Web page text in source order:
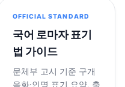
OFFICIAL STANDARD
국어 로마자 표기
법 가이드
문체부 고시 기준 구개
음화·인명 표기 요약, 출